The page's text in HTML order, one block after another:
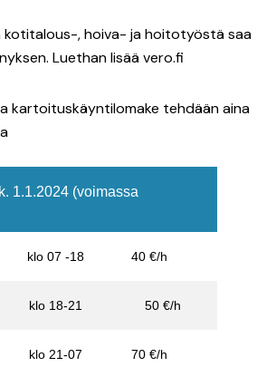
, hoiva- ja hoitotyöstä saa
Luethan lisää vero.fi
kartoituskäyntilomake tehdään aina
1.1.2024 (voimassa
klo 07 -18 40 €/h
klo 18-21 50 €/h
klo 21-07 70 €/h